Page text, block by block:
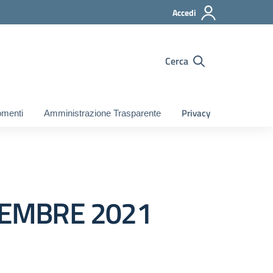
Accedi
Cerca
Amministrazione Trasparente Privacy
2021